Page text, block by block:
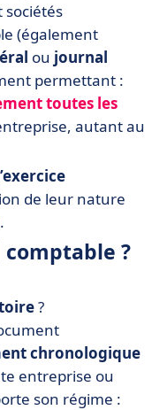
sociétés
(également
ou journal
permettant :
toutes les
autant au
de leur nature
?
?
chronologique
entreprise ou
son régime :